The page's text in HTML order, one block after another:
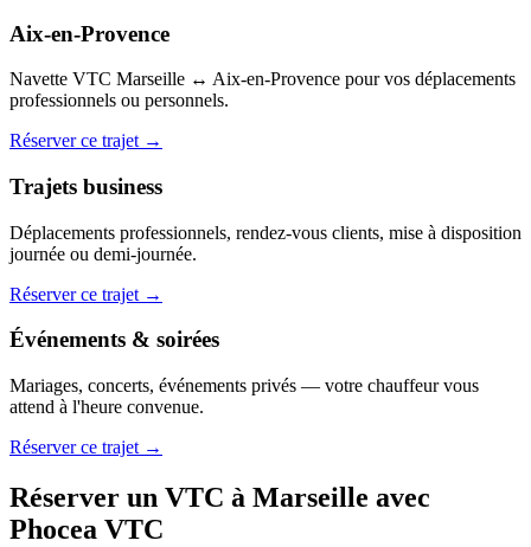
Aix-en-Provence
Navette VTC Marseille ↔ Aix-en-Provence pour vos déplacements
professionnels ou personnels.
Réserver ce trajet →
Trajets business
Déplacements professionnels, rendez-vous clients, mise à disposition
journée ou demi-journée.
Réserver ce trajet →
Événements & soirées
Mariages, concerts, événements privés — votre chauffeur vous
attend à l'heure convenue.
Réserver ce trajet →
Réserver un VTC à Marseille avec
Phocea VTC